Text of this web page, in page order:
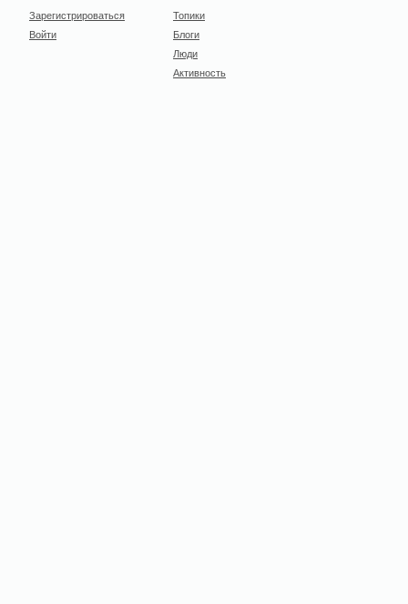
Зарегистрироваться
Войти
Топики
Блоги
Люди
Активность